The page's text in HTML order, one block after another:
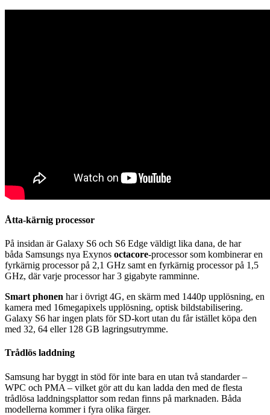
Åtta-kärnig processor
På insidan är Galaxy S6 och S6 Edge väldigt lika dana, de har
båda Samsungs nya Exynos octacore-processor som kombinerar en
fyrkärnig processor på 2,1 GHz samt en fyrkärnig processor på 1,5
GHz, där varje processor har 3 gigabyte ramminne.
Smart phonen har i övrigt 4G, en skärm med 1440p upplösning, en
kamera med 16megapixels upplösning, optisk bildstabilisering.
Galaxy S6 har ingen plats för SD-kort utan du får istället köpa den
med 32, 64 eller 128 GB lagringsutrymme.
Trådlös laddning
Samsung har byggt in stöd för inte bara en utan två standarder –
WPC och PMA – vilket gör att du kan ladda den med de flesta
trådlösa laddningsplattor som redan finns på marknaden. Båda
modellerna kommer i fyra olika färger.